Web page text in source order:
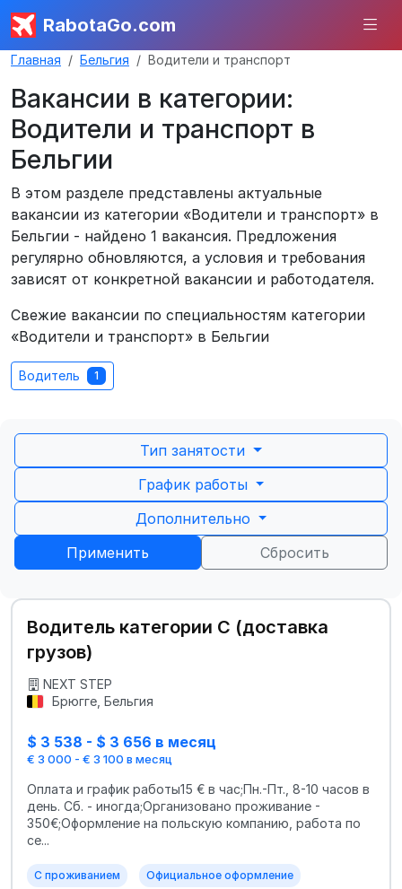
RabotaGo.com
Главная Бельгия Водители и транспорт
Вакансии в категории:
Водители и транспорт в
Бельгии
В этом разделе представлены актуальные
вакансии из категории «Водители и транспорт» в
Бельгии - найдено 1 вакансия. Предложения
регулярно обновляются, а условия и требования
зависят от конкретной вакансии и работодателя.
Свежие вакансии по специальностям категории
«Водители и транспорт» в Бельгии
Водитель 1
Тип занятости
График работы
Дополнительно
Применить
Сбросить
Водитель категории C (доставка
грузов)
NEXT STEP
Брюгге, Бельгия
$ 3 538 - $ 3 656 в месяц
€ 3 000 - € 3 100 в месяц
Оплата и график работы15 € в час;Пн.-Пт., 8-10 часов в
день. Сб. - иногда;Организовано проживание -
350€;Оформление на польскую компанию, работа по
се...
С проживанием Официальное оформление